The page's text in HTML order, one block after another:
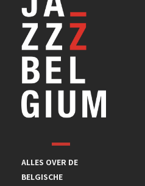
ALLES OVER DE
BELGISCHE